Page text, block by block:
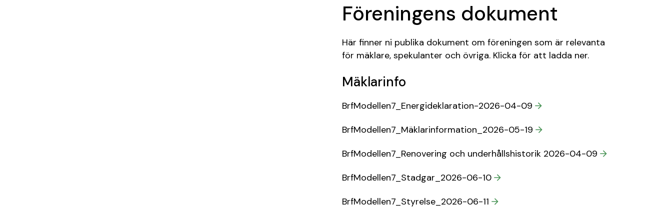
Föreningens dokument
Här finner ni publika dokument om föreningen som är relevanta
för mäklare, spekulanter och övriga. Klicka för att ladda ner.
Mäklarinfo
BrfModellen7_Energideklaration-2026-04-09
BrfModellen7_Mäklarinformation_2026-05-19
BrfModellen7_Renovering och underhållshistorik 2026-04-09
BrfModellen7_Stadgar_2026-06-10
BrfModellen7_Styrelse_2026-06-11